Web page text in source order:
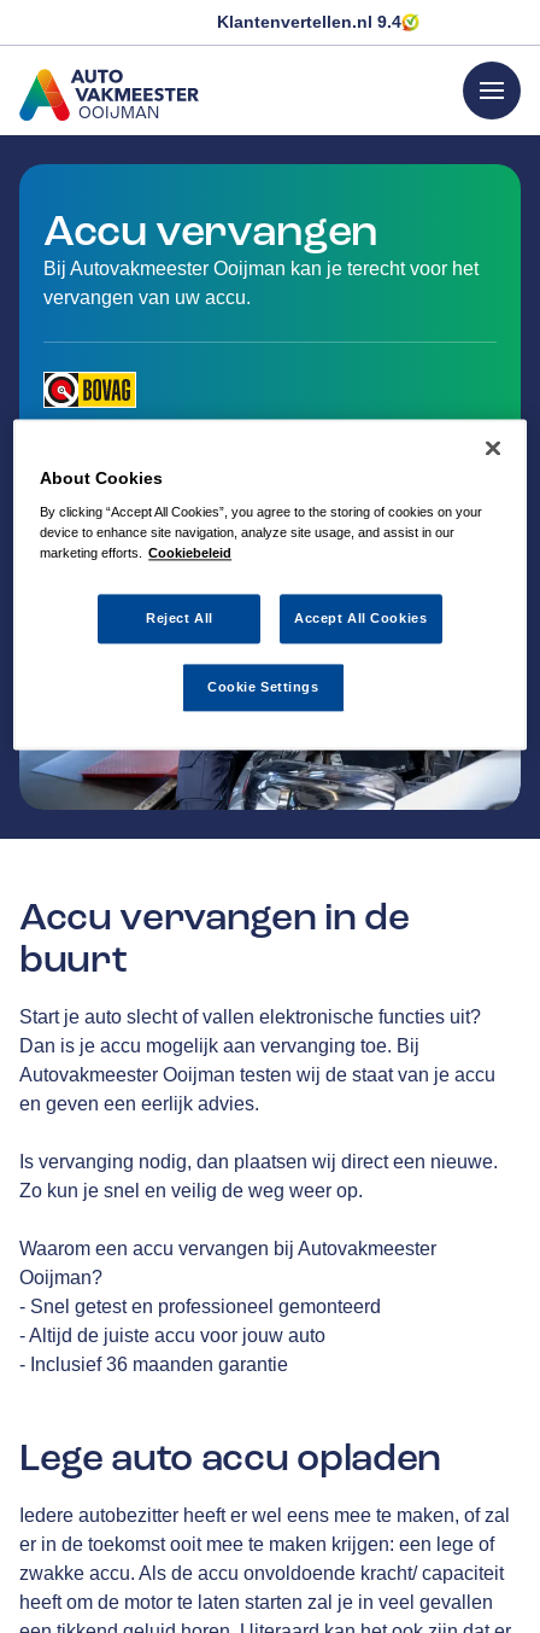
Klantenvertellen.nl 9.4
OOIJMAN
GA NAAR DE HOMEPAGINA
menu
Accu vervangen
Bij Autovakmeester Ooijman kan je terecht voor het
vervangen van uw accu.
Accu vervangen in de
buurt
Start je auto slecht of vallen elektronische functies uit?
Dan is je accu mogelijk aan vervanging toe. Bij
Autovakmeester Ooijman testen wij de staat van je accu
en geven een eerlijk advies.
Is vervanging nodig, dan plaatsen wij direct een nieuwe.
Zo kun je snel en veilig de weg weer op.
Waarom een accu vervangen bij Autovakmeester
Ooijman?
- Snel getest en professioneel gemonteerd
- Altijd de juiste accu voor jouw auto
- Inclusief 36 maanden garantie
Lege auto accu opladen
Iedere autobezitter heeft er wel eens mee te maken, of zal
er in de toekomst ooit mee te maken krijgen: een lege of
zwakke accu. Als de accu onvoldoende kracht/ capaciteit
heeft om de motor te laten starten zal je in veel gevallen
About Cookies
By clicking “Accept All Cookies”, you agree to the storing of cookies on your
device to enhance site navigation, analyze site usage, and assist in our
marketing efforts.
Cookiebeleid
Reject All Accept All Cookies
Cookie Settings